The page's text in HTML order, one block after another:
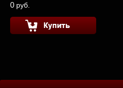
0 руб.